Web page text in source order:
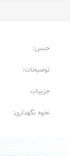
جنس:
توضیحات:
جزییات
نحوه نگهداری: